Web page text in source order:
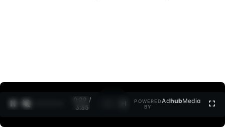
0:30 /
3:35
POWERED
BY
AdhubMedia